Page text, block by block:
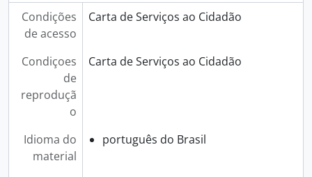
Condições
de acesso
Carta de Serviços ao Cidadão
Condiçoes
de
reproduçã
o
Carta de Serviços ao Cidadão
Idioma do
material
português do Brasil